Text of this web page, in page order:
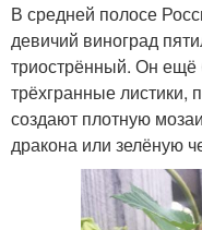
В средней полосе
девичий виноград
триострённый. Он ещё
трёхгранные листики,
создают плотную
дракона или зелёную